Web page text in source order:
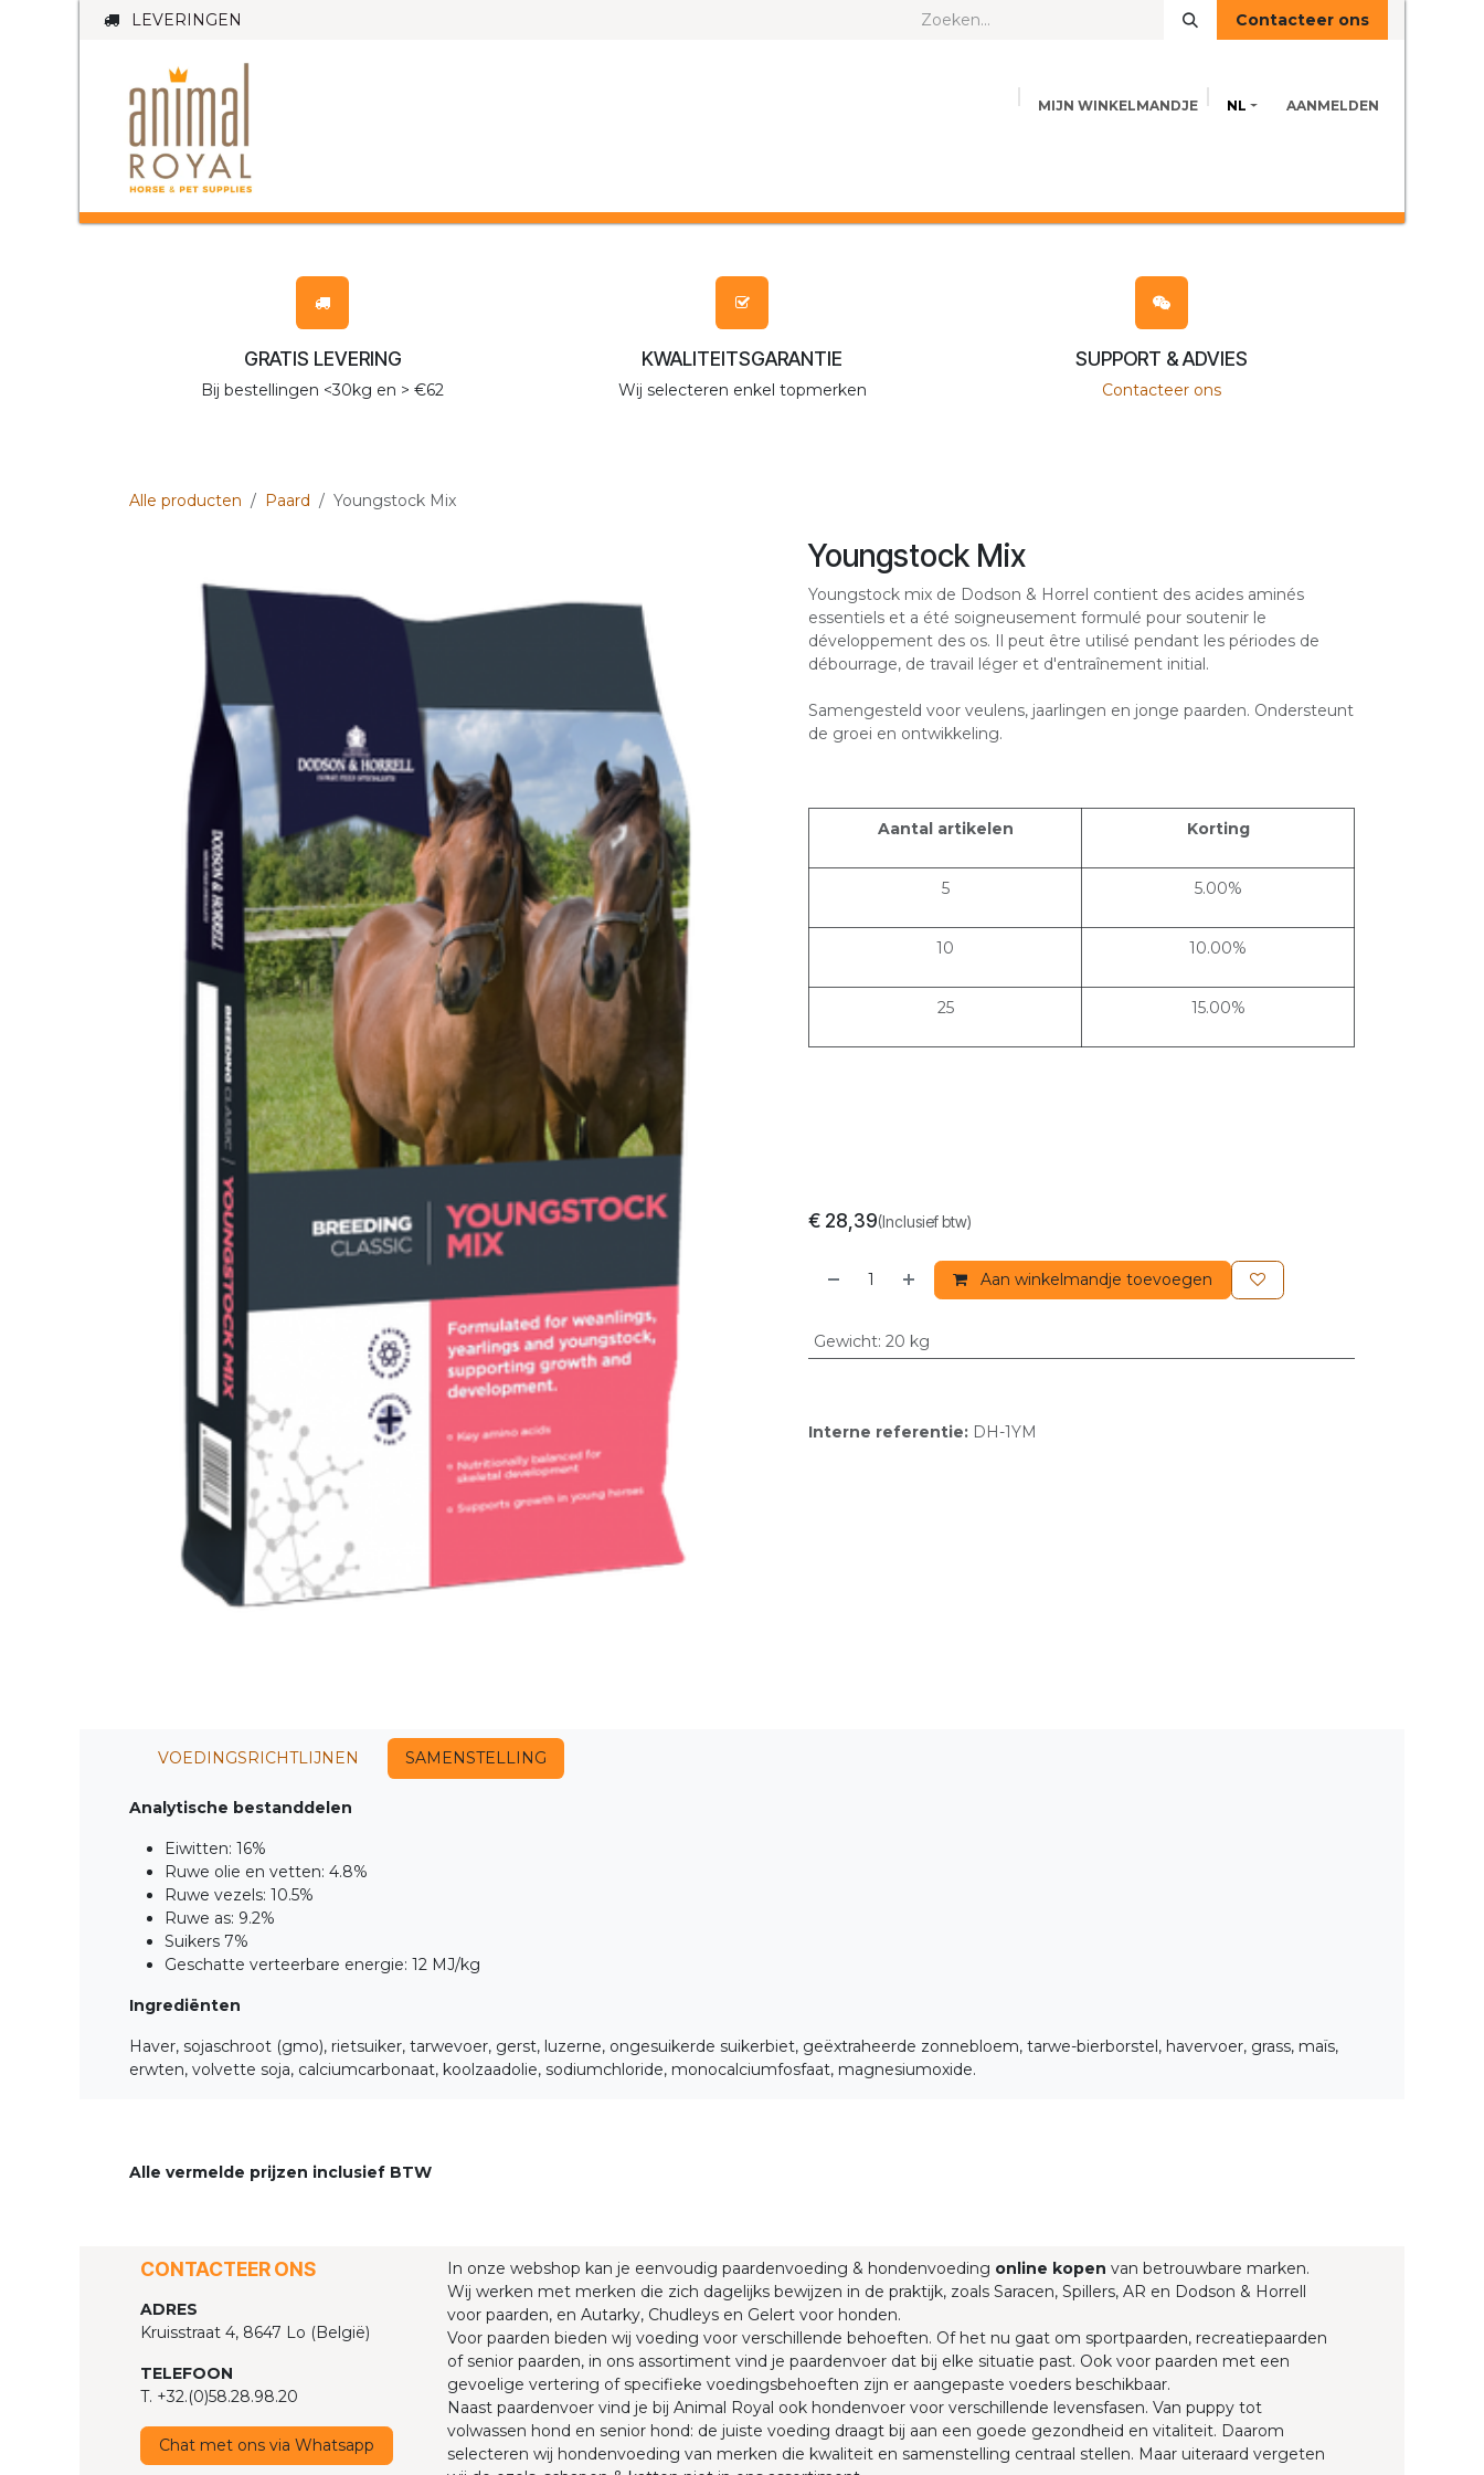
Overslaan naar inhoudLEVERINGEN Contacteer ons
MIJN WINKELMANDJE NL AANMELDEN
GRATIS LEVERING
Bij bestellingen <30kg en > €62
KWALITEITSGARANTIE
Wij selecteren enkel topmerken
SUPPORT & ADVIES
Contacteer ons
Alle producten Paard Youngstock Mix
Youngstock Mix
Youngstock mix de Dodson & Horrel contient des acides aminés
essentiels et a été soigneusement formulé pour soutenir le
développement des os. Il peut être utilisé pendant les périodes de
débourrage, de travail léger et d'entraînement initial.
Samengesteld voor veulens, jaarlingen en jonge paarden. Ondersteunt
de groei en ontwikkeling.
Aantal artikelen Korting
5 5.00%
10 10.00%
25 15.00%
€ 28,39(Inclusief btw)
Aan winkelmandje toevoegen
Gewicht: 20 kg
Interne referentie: DH-1YM
VOEDINGSRICHTLIJNEN SAMENSTELLING
Analytische bestanddelen
Eiwitten: 16%
Ruwe olie en vetten: 4.8%
Ruwe vezels: 10.5%
Ruwe as: 9.2%
Suikers 7%
Geschatte verteerbare energie: 12 MJ/kg
Ingrediënten
Haver, sojaschroot (gmo), rietsuiker, tarwevoer, gerst, luzerne, ongesuikerde suikerbiet, geëxtraheerde zonnebloem, tarwe-bierborstel, havervoer, grass, maïs,
erwten, volvette soja, calciumcarbonaat, koolzaadolie, sodiumchloride, monocalciumfosfaat, magnesiumoxide.
Alle vermelde prijzen inclusief BTW
In onze webshop kan je eenvoudig paardenvoeding & hondenvoeding online kopen van betrouwbare marken.
Wij werken met merken die zich dagelijks bewijzen in de praktijk, zoals Saracen, Spillers, AR en Dodson & Horrell
voor paarden, en Autarky, Chudleys en Gelert voor honden.
Voor paarden bieden wij voeding voor verschillende behoeften. Of het nu gaat om sportpaarden, recreatiepaarden
of senior paarden, in ons assortiment vind je paardenvoer dat bij elke situatie past. Ook voor paarden met een
gevoelige vertering of specifieke voedingsbehoeften zijn er aangepaste voeders beschikbaar.
Naast paardenvoer vind je bij Animal Royal ook hondenvoer voor verschillende levensfasen. Van puppy tot
volwassen hond en senior hond: de juiste voeding draagt bij aan een goede gezondheid en vitaliteit. Daarom
selecteren wij hondenvoeding van merken die kwaliteit en samenstelling centraal stellen. Maar uiteraard vergeten
CONTACTEER ONS
ADRES
Kruisstraat 4, 8647 Lo (België)
TELEFOON
T. +32.(0)58.28.98.20
Chat met ons via Whatsapp